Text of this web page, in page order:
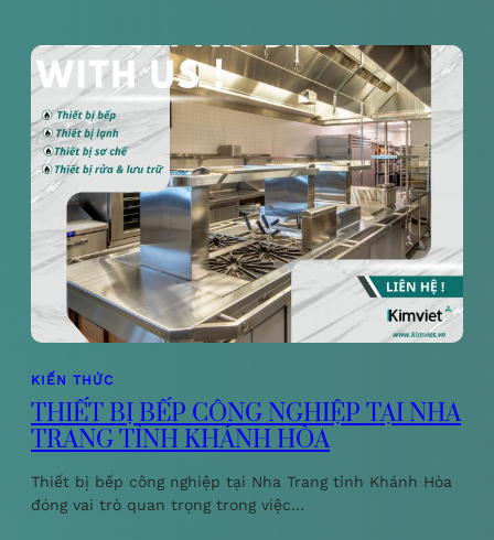
KIẾN THỨC
THIẾT BỊ BẾP CÔNG NGHIỆP TẠI NHA
TRANG TỈNH KHÁNH HÒA
Thiết bị bếp công nghiệp tại Nha Trang tỉnh Khánh Hòa
đóng vai trò quan trọng trong việc…